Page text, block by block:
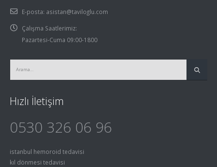
E-posta: asistan@taviloglu.com
Çalışma Saatlerimiz:
Pazartesi-Cuma 09:00-1800
Hızlı İletişim
0530 326 06 96
istanbul hemoroid tedavisi
kıl dönmesi tedavisi